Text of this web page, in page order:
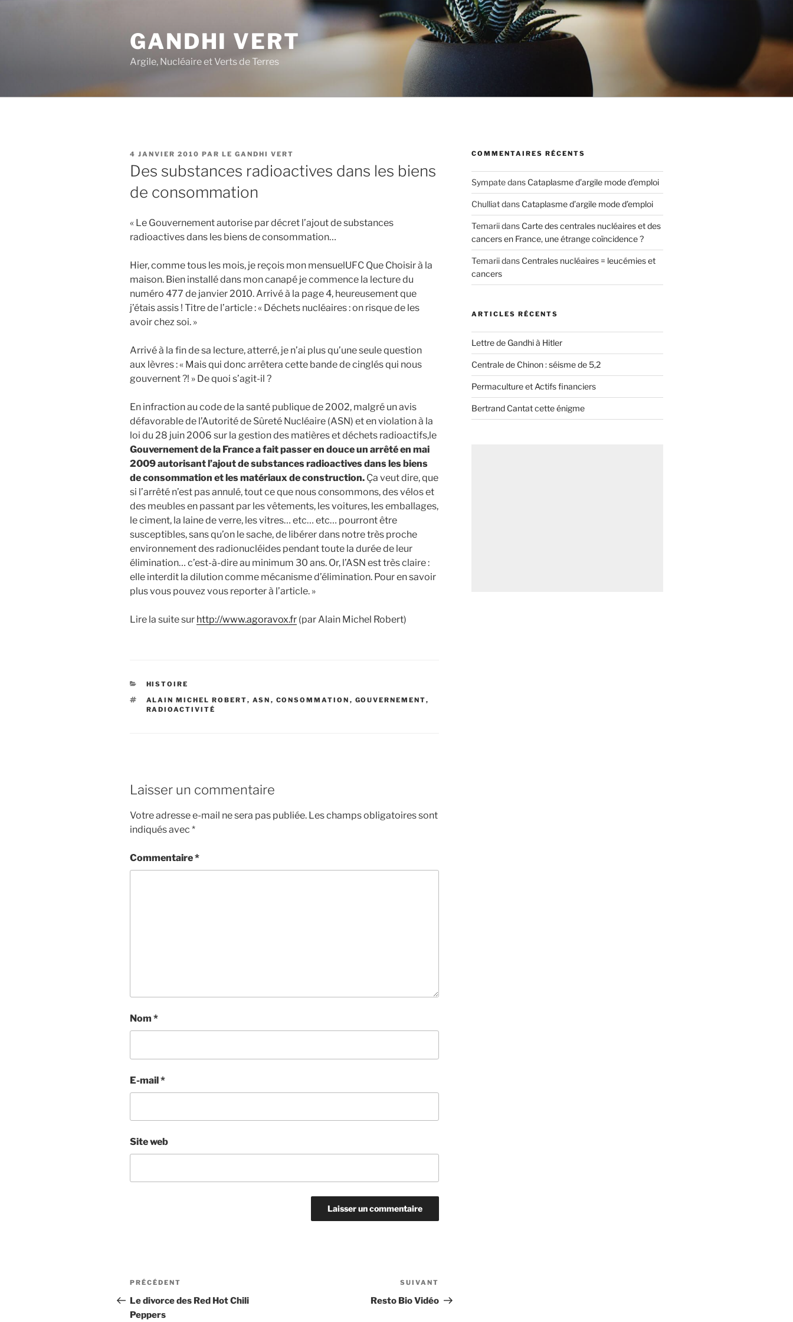
GANDHI VERT
Argile, Nucléaire et Verts de Terres
PUBLIÉ
LE
4 JANVIER 2010 PAR LE GANDHI VERT
Des substances radioactives dans les biens
de consommation
« Le Gouvernement autorise par décret l’ajout de substances
radioactives dans les biens de consommation…
Hier, comme tous les mois, je reçois mon mensuelUFC Que Choisir à la
maison. Bien installé dans mon canapé je commence la lecture du
numéro 477 de janvier 2010. Arrivé à la page 4, heureusement que
j’étais assis ! Titre de l’article : « Déchets nucléaires : on risque de les
avoir chez soi. »
Arrivé à la fin de sa lecture, atterré, je n’ai plus qu’une seule question
aux lèvres : « Mais qui donc arrêtera cette bande de cinglés qui nous
gouvernent ?! » De quoi s’agit-il ?
En infraction au code de la santé publique de 2002, malgré un avis
défavorable de l’Autorité de Sûreté Nucléaire (ASN) et en violation à la
loi du 28 juin 2006 sur la gestion des matières et déchets radioactifs,le
Gouvernement de la France a fait passer en douce un arrêté en mai
2009 autorisant l’ajout de substances radioactives dans les biens
de consommation et les matériaux de construction. Ça veut dire, que
si l’arrêté n’est pas annulé, tout ce que nous consommons, des vélos et
des meubles en passant par les vêtements, les voitures, les emballages,
le ciment, la laine de verre, les vitres… etc… etc… pourront être
susceptibles, sans qu’on le sache, de libérer dans notre très proche
environnement des radionucléides pendant toute la durée de leur
élimination… c’est-à-dire au minimum 30 ans. Or, l’ASN est très claire :
elle interdit la dilution comme mécanisme d’élimination. Pour en savoir
plus vous pouvez vous reporter à l’article. »
Lire la suite sur http://www.agoravox.fr (par Alain Michel Robert)
CATÉGORIES
HISTOIRE
ÉTIQUETTES
ALAIN MICHEL ROBERT, ASN , CONSOMMATION , GOUVERNEMENT,
RADIOACTIVITÉ
Laisser un commentaire
Votre adresse e-mail ne sera pas publiée. Les champs obligatoires sont
indiqués avec *
Commentaire*
Nom *
E-mail*
Site web
Navigation
de
Article
précédent
PRÉCÉDENT
Le divorce des Red Hot Chili
Peppers
suivant
SUIVANT
Resto Bio Vidéo
COMMENTAIRES RÉCENTS
Sympatedans Cataplasme d’argile mode d’emploi
Chulliatdans Cataplasme d’argile mode d’emploi
Temariidans Carte des centrales nucléaires et des
cancers en France, une étrange coïncidence ?
Temariidans Centrales nucléaires = leucémies et
cancers
ARTICLES RÉCENTS
Lettre de Gandhi à Hitler
Centrale de Chinon : séisme de 5,2
Permaculture et Actifs financiers
Bertrand Cantat cette énigme